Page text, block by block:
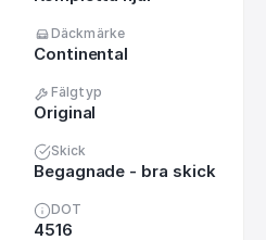
Däckmärke
Continental
Fälgtyp
Original
Skick
Begagnade - bra skick
DOT
4516